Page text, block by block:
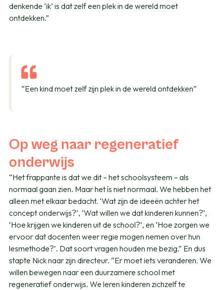
denkende ‘ik’ is dat zelf een plek in de wereld moet
ontdekken.”
“Een kind moet zelf zijn plek in de wereld ontdekken”
Op weg naar regeneratief
onderwijs
“Het frappante is dat we dit – het schoolsysteem – als
normaal gaan zien. Maar het ís niet normaal. We hebben het
alleen met elkaar bedacht. ‘Wat zijn de ideeën achter het
concept onderwijs?’, ‘Wat willen we dat kinderen kunnen?’,
‘Hoe krijgen we kinderen uit de school?’, en ‘Hoe zorgen we
ervoor dat docenten weer regie mogen nemen over hun
lesmethode?’. Dat soort vragen houden me bezig.” En dus
stapte Nick naar zijn directeur. “Er moet iets veranderen. We
willen bewegen naar een duurzamere school met
regeneratief onderwijs. We leren kinderen zichzelf te